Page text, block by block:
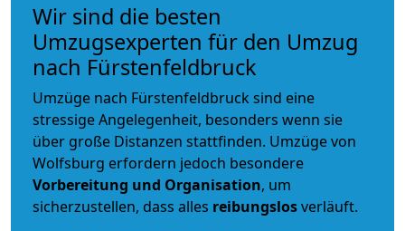
Wir sind die besten
Umzugsexperten für den Umzug
nach Fürstenfeldbruck
Umzüge nach Fürstenfeldbruck sind eine
stressige Angelegenheit, besonders wenn sie
über große Distanzen stattfinden. Umzüge von
Wolfsburg erfordern jedoch besondere
Vorbereitung und Organisation, um
sicherzustellen, dass alles reibungslosverläuft.